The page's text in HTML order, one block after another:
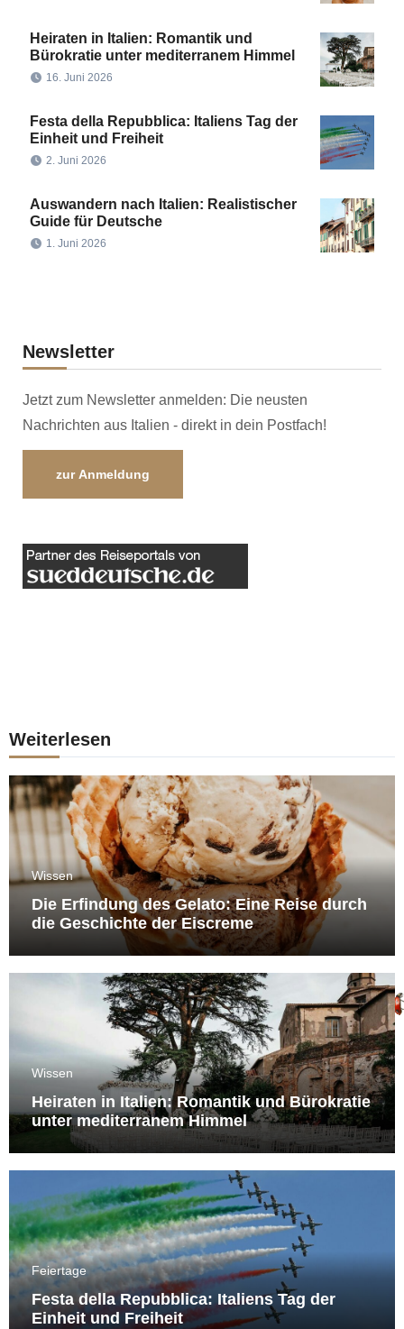
Heiraten in Italien: Romantik und
Bürokratie unter mediterranem Himmel
16. Juni 2026
Festa della Repubblica: Italiens Tag der
Einheit und Freiheit
2. Juni 2026
Auswandern nach Italien: Realistischer
Guide für Deutsche
1. Juni 2026
Newsletter
Jetzt zum Newsletter anmelden: Die neusten
Nachrichten aus Italien - direkt in dein Postfach!
zur Anmeldung
Weiterlesen
Wissen
Die Erfindung des Gelato: Eine Reise durch
die Geschichte der Eiscreme
Wissen
Heiraten in Italien: Romantik und Bürokratie
unter mediterranem Himmel
Feiertage
Festa della Repubblica: Italiens Tag der
Einheit und Freiheit